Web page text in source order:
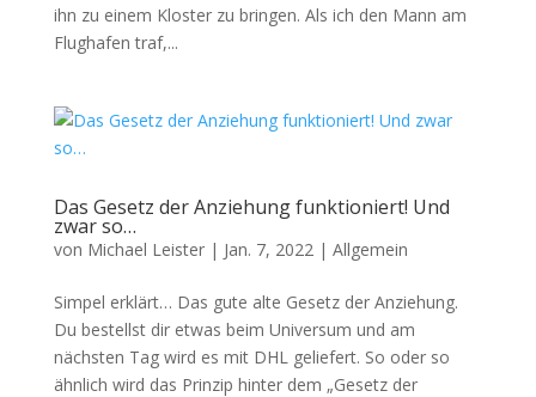
ihn zu einem Kloster zu bringen. Als ich den Mann am
Flughafen traf,...
Das Gesetz der Anziehung funktioniert! Und
zwar so…
von Michael Leister| Jan. 7, 2022| Allgemein
Simpel erklärt… Das gute alte Gesetz der Anziehung.
Du bestellst dir etwas beim Universum und am
nächsten Tag wird es mit DHL geliefert. So oder so
ähnlich wird das Prinzip hinter dem „Gesetz der